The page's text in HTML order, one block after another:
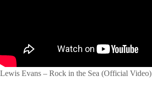
Lewis Evans – Rock in the Sea (Official Video)